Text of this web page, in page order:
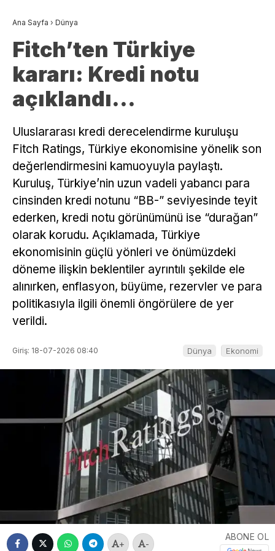
Ana Sayfa › Dünya
Fitch’ten Türkiye
kararı: Kredi notu
açıklandı…
Uluslararası kredi derecelendirme kuruluşu
Fitch Ratings, Türkiye ekonomisine yönelik son
değerlendirmesini kamuoyuyla paylaştı.
Kuruluş, Türkiye’nin uzun vadeli yabancı para
cinsinden kredi notunu “BB-” seviyesinde teyit
ederken, kredi notu görünümünü ise “durağan”
olarak korudu. Açıklamada, Türkiye
ekonomisinin güçlü yönleri ve önümüzdeki
döneme ilişkin beklentiler ayrıntılı şekilde ele
alınırken, enflasyon, büyüme, rezervler ve para
politikasıyla ilgili önemli öngörülere de yer
verildi.
Giriş: 18-07-2026 08:40 Dünya Ekonomi
+ -
ABONE OL